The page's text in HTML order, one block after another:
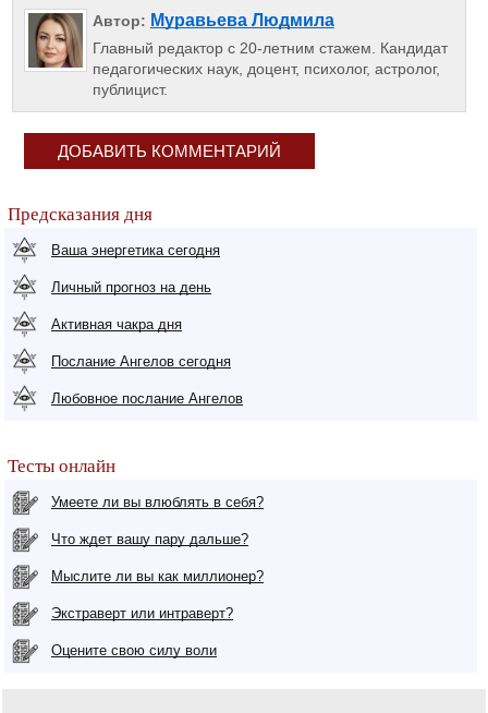
Автор: Муравьева Людмила
Главный редактор с 20-летним стажем. Кандидат
педагогических наук, доцент, психолог, астролог,
публицист.
ДОБАВИТЬ КОММЕНТАРИЙ
Предсказания дня
Ваша энергетика сегодня
Личный прогноз на день
Активная чакра дня
Послание Ангелов сегодня
Любовное послание Ангелов
Тесты онлайн
Умеете ли вы влюблять в себя?
Что ждет вашу пару дальше?
Мыслите ли вы как миллионер?
Экстраверт или интраверт?
Оцените свою силу воли